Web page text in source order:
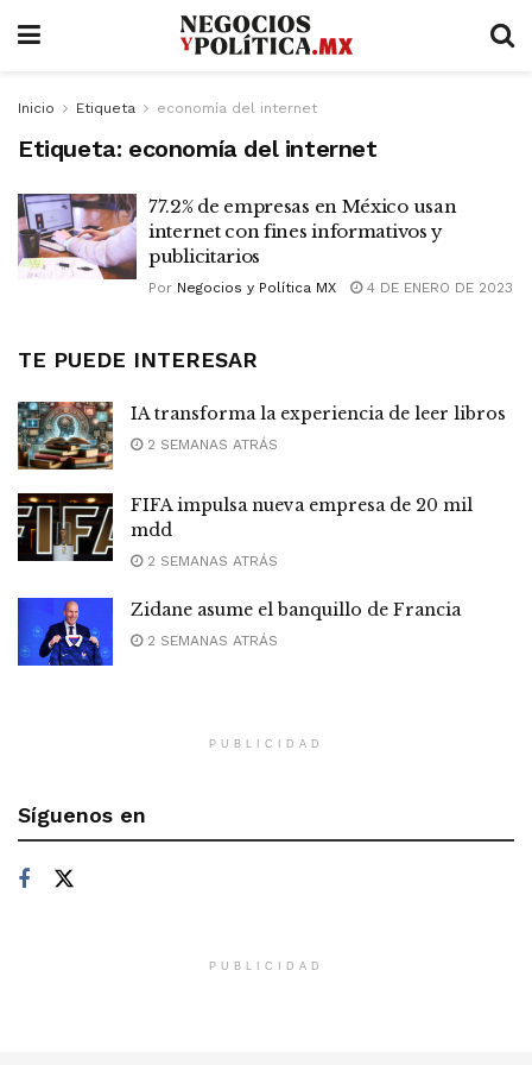
Inicio Etiqueta economía del internet
Etiqueta: economía del internet
77.2% de empresas en México usan
internet con fines informativos y
publicitarios
Por Negocios y Política MX 4 DE ENERO DE 2023
TE PUEDE INTERESAR
IA transforma la experiencia de leer libros
2 SEMANAS ATRÁS
FIFA impulsa nueva empresa de 20 mil
mdd
2 SEMANAS ATRÁS
Zidane asume el banquillo de Francia
2 SEMANAS ATRÁS
PUBLICIDAD
Síguenos en
PUBLICIDAD